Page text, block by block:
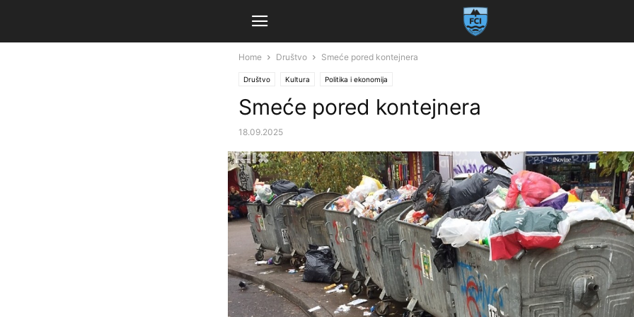
Home Društvo Smeće pored kontejnera
Društvo Kultura Politika i ekonomija
Smeće pored kontejnera
18.09.2025